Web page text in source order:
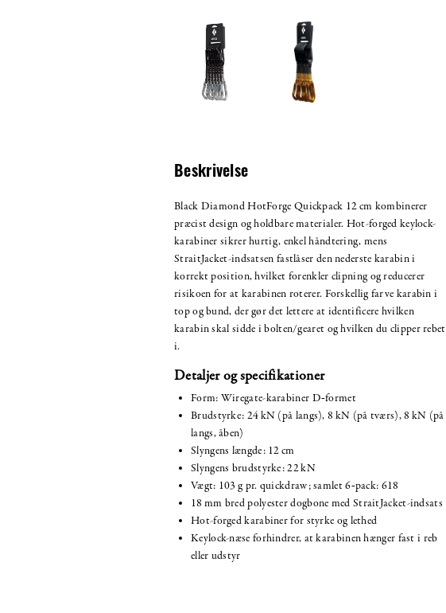
Beskrivelse
Black Diamond HotForge Quickpack 12 cm kombinerer
præcist design og holdbare materialer. Hot-forged keylock-
karabiner sikrer hurtig, enkel håndtering, mens
StraitJacket-indsatsen fastlåser den nederste karabin i
korrekt position, hvilket forenkler clipning og reducerer
risikoen for at karabinen roterer. Forskellig farve karabin i
top og bund, der gør det lettere at identificere hvilken
karabin skal sidde i bolten/gearet og hvilken du clipper rebet
i.
Detaljer og specifikationer
Form: Wiregate-karabiner D‑formet
Brudstyrke: 24 kN (på langs), 8 kN (på tværs), 8 kN (på
langs, åben)
Slyngens længde: 12 cm
Slyngens brudstyrke: 22 kN
Vægt: 103 g pr. quickdraw; samlet 6‑pack: 618
18 mm bred polyester dogbone med StraitJacket-indsats
Hot-forged karabiner for styrke og lethed
Keylock-næse forhindrer, at karabinen hænger fast i reb
eller udstyr